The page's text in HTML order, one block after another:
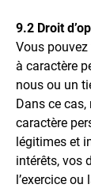
9.2 Droit
Vous
à caractère
nous ou un
Dans ce
caractère
légitimes et
intérêts, vos
l’exercice ou